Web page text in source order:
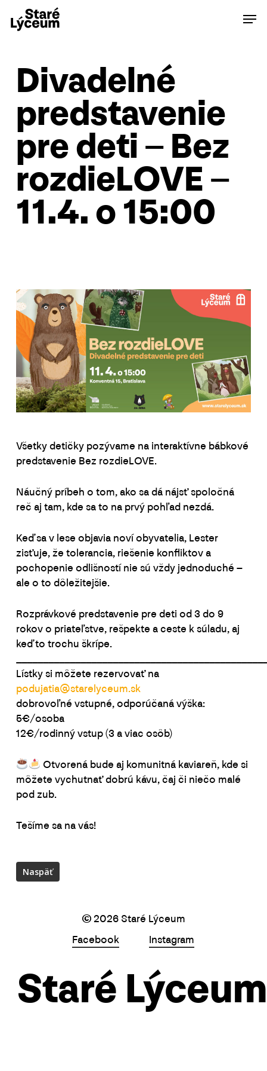
Divadelné
predstavenie
pre deti – Bez
rozdieLOVE –
11.4. o 15:00
Všetky detičky pozývame na interaktívne bábkové
predstavenie Bez rozdieLOVE.
Náučný príbeh o tom, ako sa dá nájsť spoločná
reč aj tam, kde sa to na prvý pohľad nezdá.
Keď sa v lese objavia noví obyvatelia, Lester
zisťuje, že tolerancia, riešenie konfliktov a
pochopenie odlišností nie sú vždy jednoduché –
ale o to dôležitejšie.
Rozprávkové predstavenie pre deti od 3 do 9
rokov o priateľstve, rešpekte a ceste k súladu, aj
keď to trochu škrípe.
Lístky si môžete rezervovať na
podujatia@starelyceum.sk
dobrovoľné vstupné, odporúčaná výška:
5€/osoba
12€/rodinný vstup (3 a viac osôb)
Otvorená bude aj komunitná kaviareň, kde si
môžete vychutnať dobrú kávu, čaj či niečo malé
pod zub.
Tešíme sa na vás!
© 2026Staré Lýceum
Facebook
Instagram
Staré Lýceum